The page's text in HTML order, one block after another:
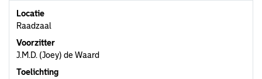
Locatie
Raadzaal
Voorzitter
J.M.D. (Joey) de Waard
Toelichting